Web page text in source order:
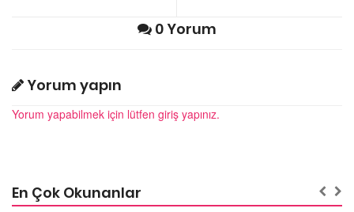
0 Yorum
Yorum yapın
Yorum yapabilmek için lütfen giriş yapınız.
En Çok Okunanlar